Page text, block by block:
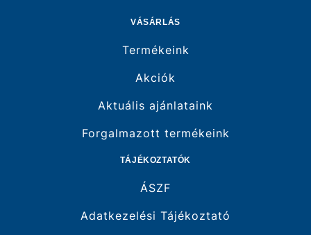
VÁSÁRLÁS
Termékeink
Akciók
Aktuális ajánlataink
Forgalmazott termékeink
TÁJÉKOZTATÓK
ÁSZF
Adatkezelési Tájékoztató